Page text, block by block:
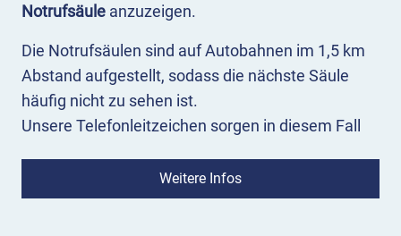
Notrufsäule anzuzeigen.
Die Notrufsäulen sind auf Autobahnen im 1,5 km
Abstand aufgestellt, sodass die nächste Säule
häufig nicht zu sehen ist.
Unsere Telefonleitzeichen sorgen in diesem Fall
dreieckigen Hinweiszeichen schnell und einfach in
gewünschter Richtung aufkleben.
Weitere Infos